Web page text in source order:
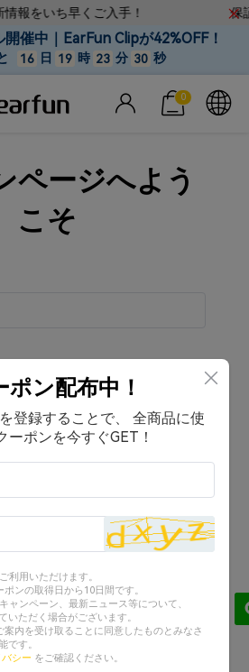
報をいち早くご入手！ 保
催中｜EarFun Clipが42%OFF！
16 日 19 時 23 分 30 秒
0
ページへよう
こそ
持する
ログイン
または
ントを作成する
でログイン
でログイン
ン配布中！
登録することで、 全商品に使
ーポンを今すぐGET！
利用いただけます。
ンの取得日から10日間です。
ャンペーン、最新ニュース等について、
いただく場合がございます。
内を受け取ることに同意したものとみなさ
です。
シー をご確認ください。